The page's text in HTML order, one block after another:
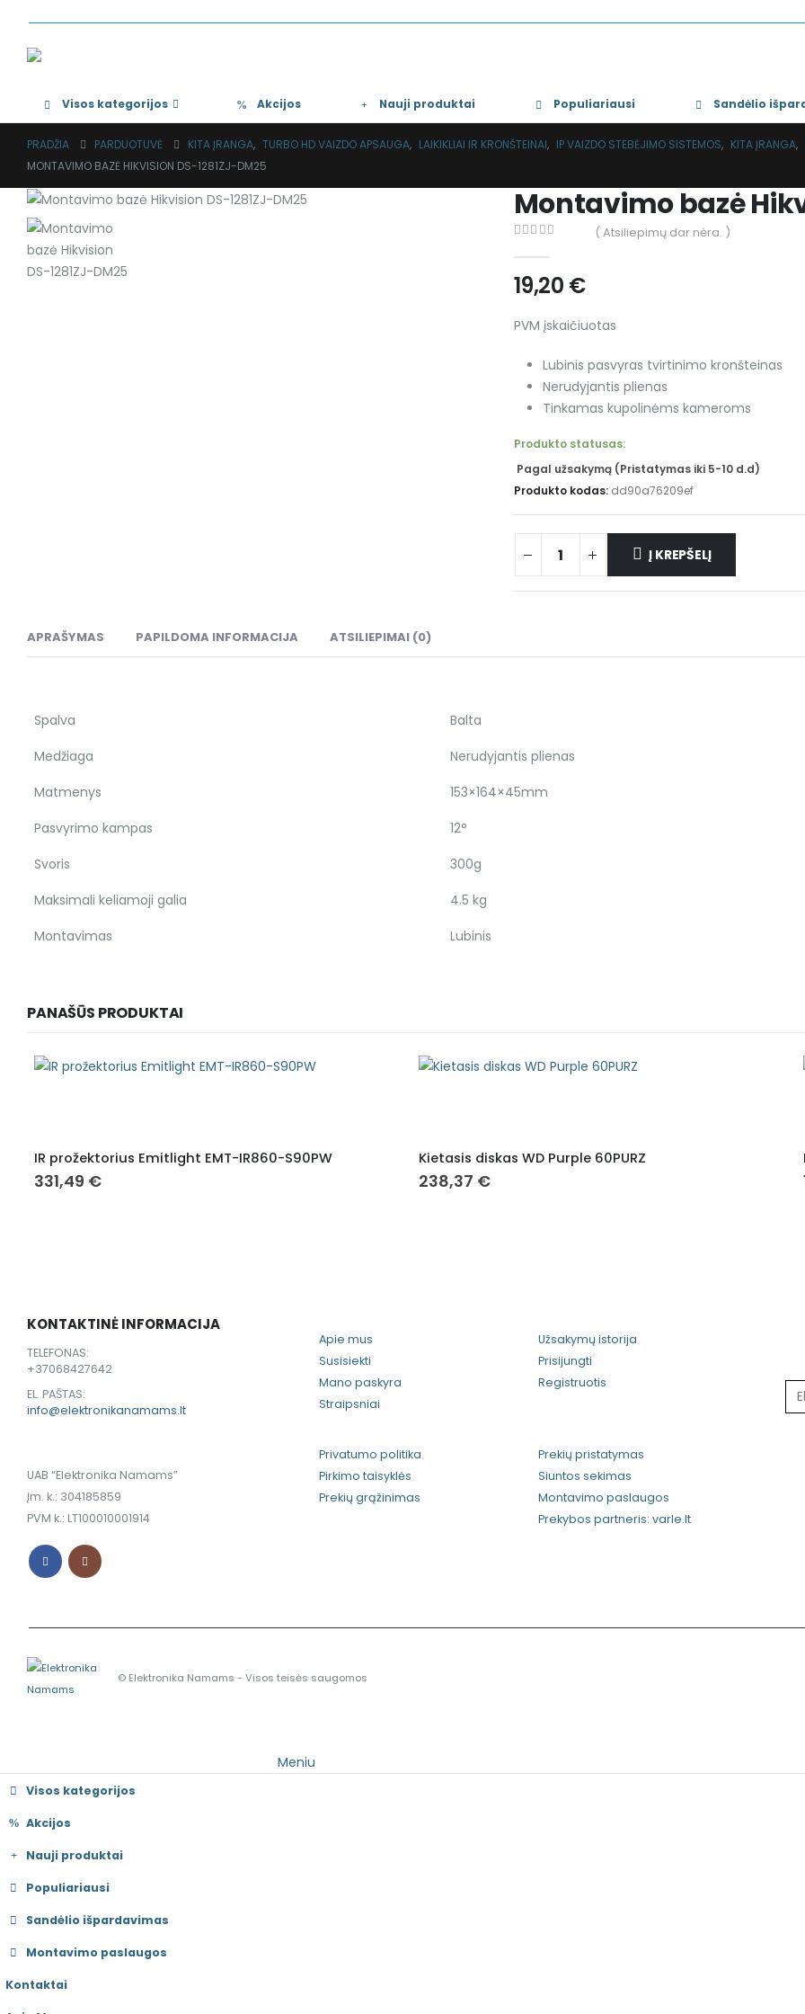
Visos kategorijos Akcijos Nauji produktai Populiariausi Sandėlio
PRADŽIA PARDUOTUVĖ KITA ĮRANGA, TURBO HD VAIZDO APSAUGA, LAIKIKLIAI IR KRONŠTEINAI, IP VAIZDO STEBĖJIMO SISTEMOS, KITA ĮRANGA,
MONTAVIMO BAZĖ HIKVISION DS-1281ZJ-DM25
Montavimo bazė
( Atsiliepimų dar nėra. )
19,20 €
PVM įskaičiuotas
Lubinis pasvyras tvirtinimo kronšteinas
Nerudyjantis plienas
Tinkamas kupolinėms kameroms
Produkto statusas:
Pagal užsakymą (Pristatymas iki 5-10 d.d)
Produkto kodas: dd90a76209ef
Į KREPŠELĮ
APRAŠYMAS PAPILDOMA INFORMACIJA ATSILIEPIMAI (0)
Spalva
Balta
Medžiaga
Nerudyjantis plienas
Matmenys
153×164×45mm
Pasvyrimo kampas
12°
Svoris
300g
Maksimali keliamoji galia
4.5 kg
Montavimas
Lubinis
PANAŠŪS PRODUKTAI
IR prožektorius Emitlight EMT-IR860-S90PW
331,49 €
Kietasis diskas WD Purple 60PURZ
238,37 €
KONTAKTINĖ INFORMACIJA
TELEFONAS:
+37068427642
EL. PAŠTAS:
info@elektronikanamams.lt
UAB “Elektronika Namams”
Įm. k.: 304185859
PVM k.: LT100010001914
Apie mus
Susisiekti
Mano paskyra
Straipsniai
Užsakymų istorija
Prisijungti
Registruotis
Privatumo politika
Pirkimo taisyklės
Prekių grąžinimas
Prekių pristatymas
Siuntos sekimas
Montavimo paslaugos
Prekybos partneris: varle.lt
© Elektronika Namams - Visos teisės saugomos
Meniu
Visos kategorijos
Akcijos
Nauji produktai
Populiariausi
Sandėlio išpardavimas
Montavimo paslaugos
Kontaktai